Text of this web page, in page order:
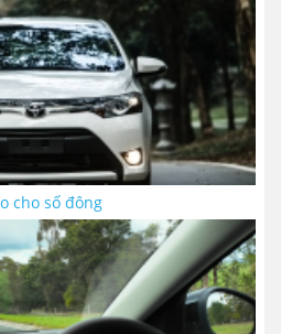
cho số đông